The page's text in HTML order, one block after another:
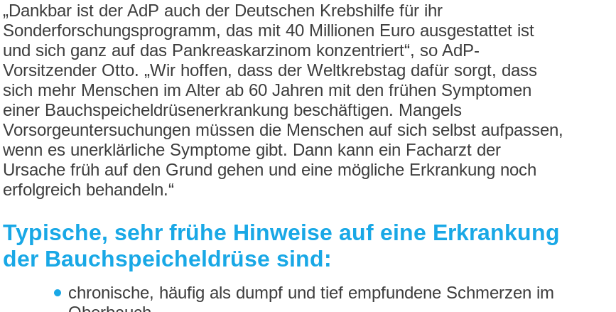
„Dankbar ist der AdP auch der Deutschen Krebshilfe für ihr
Sonderforschungsprogramm, das mit 40 Millionen Euro ausgestattet ist
und sich ganz auf das Pankreaskarzinom konzentriert“, so AdP-
Vorsitzender Otto. „Wir hoffen, dass der Weltkrebstag dafür sorgt, dass
sich mehr Menschen im Alter ab 60 Jahren mit den frühen Symptomen
einer Bauchspeicheldrüsenerkrankung beschäftigen. Mangels
Vorsorgeuntersuchungen müssen die Menschen auf sich selbst aufpassen,
wenn es unerklärliche Symptome gibt. Dann kann ein Facharzt der
Ursache früh auf den Grund gehen und eine mögliche Erkrankung noch
erfolgreich behandeln.“
Typische, sehr frühe Hinweise auf eine Erkrankung
der Bauchspeicheldrüse sind:
chronische, häufig als dumpf und tief empfundene Schmerzen im